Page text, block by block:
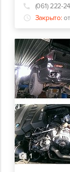
(061) 222-
Закрыто:
1